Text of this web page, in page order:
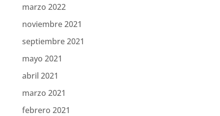
marzo 2022
noviembre 2021
septiembre 2021
mayo 2021
abril 2021
marzo 2021
febrero 2021